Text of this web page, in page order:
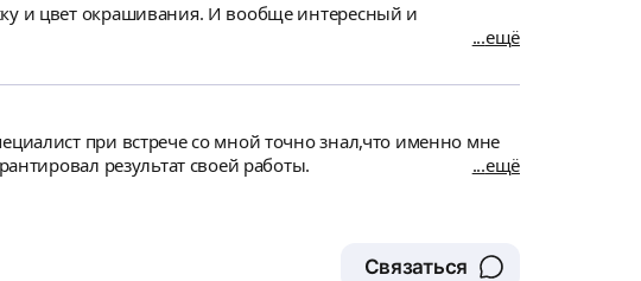
и цвет окрашивания. И вообще интересный и
ещё
при встрече со мной точно знал,что именно мне
подойдет и как он это себе представляет, а также четко услышал мои пожлания и гарантировал результат своей работы.
ещё
Связаться